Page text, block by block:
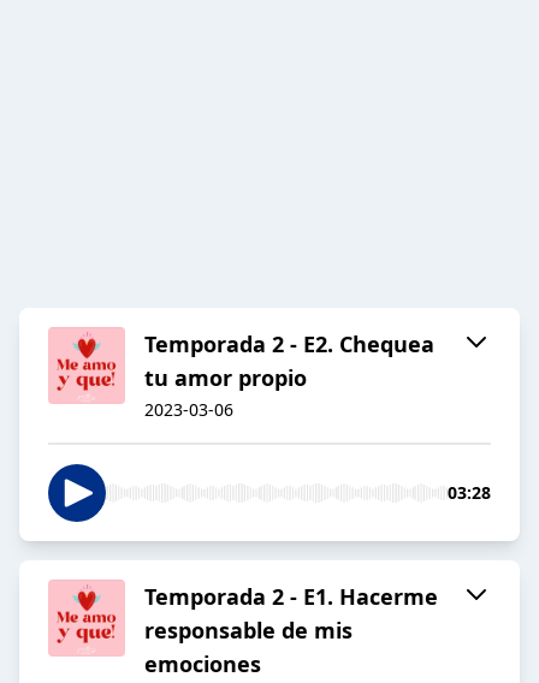
Temporada 2 - E2. Chequea
tu amor propio
2023-03-06
03:28
Temporada 2 - E1. Hacerme
responsable de mis
emociones